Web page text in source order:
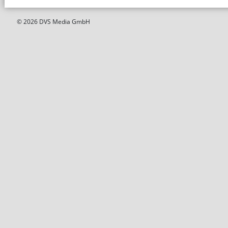
© 2026 DVS Media GmbH